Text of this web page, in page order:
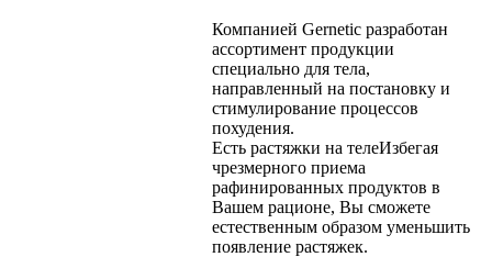
Компанией Gernetic разработан
ассортимент продукции
специально для тела,
направленный на постановку и
стимулирование процессов
похудения.
Есть растяжки на телеИзбегая
чрезмерного приема
рафинированных продуктов в
Вашем рационе, Вы сможете
естественным образом уменьшить
появление растяжек.